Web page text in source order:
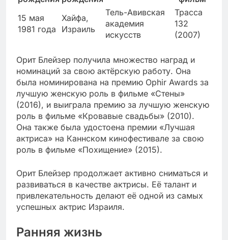
15 мая
1981 года
Хайфа,
Израиль
Тель-Авивская
академия
искусств
Трасса
132
(2007)
Орит Блейзер получила множество наград и
номинаций за свою актёрскую работу. Она
была номинирована на премию Ophir Awards за
лучшую женскую роль в фильме «Стены»
(2016), и выиграла премию за лучшую женскую
роль в фильме «Кровавые свадьбы» (2010).
Она также была удостоена премии «Лучшая
актриса» на Каннском кинофестивале за свою
роль в фильме «Похищение» (2015).
Орит Блейзер продолжает активно сниматься и
развиваться в качестве актрисы. Её талант и
привлекательность делают её одной из самых
успешных актрис Израиля.
Ранняя жизнь